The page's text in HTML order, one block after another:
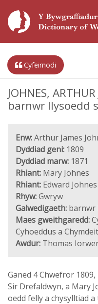
Cyfeirnodi
JOHNES,
barnwr llysoedd
Enw:Arthur James
Dyddiad geni: 1809
Dyddiad marw: 1871
Rhiant: Mary Johnes
Rhiant: Edward Johnes
Rhyw:Gwryw
Galwedigaeth: barnwr
Maes gweithgaredd:
Cyhoeddus a
Awdur: Thomas
Ganed 4 Chwefror
Sir Drefaldwyn, a Mary
oedd felly a chysylltiad